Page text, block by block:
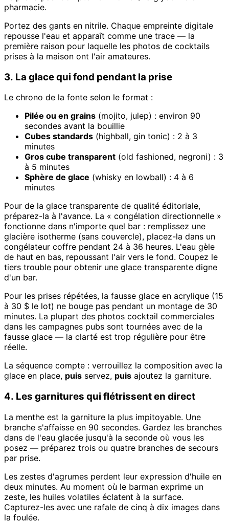
pharmacie.
Portez des gants en nitrile. Chaque empreinte digitale
repousse l'eau et apparaît comme une trace — la
première raison pour laquelle les photos de cocktails
prises à la maison ont l'air amateures.
3. La glace qui fond pendant la prise
Le chrono de la fonte selon le format :
Pilée ou en grains (mojito, julep) : environ 90
secondes avant la bouillie
Cubes standards (highball, gin tonic) : 2 à 3
minutes
Gros cube transparent (old fashioned, negroni) : 3
à 5 minutes
Sphère de glace (whisky en lowball) : 4 à 6
minutes
Pour de la glace transparente de qualité éditoriale,
préparez-la à l'avance. La « congélation directionnelle »
fonctionne dans n'importe quel bar : remplissez une
glacière isotherme (sans couvercle), placez-la dans un
congélateur coffre pendant 24 à 36 heures. L'eau gèle
de haut en bas, repoussant l'air vers le fond. Coupez le
tiers trouble pour obtenir une glace transparente digne
d'un bar.
Pour les prises répétées, la fausse glace en acrylique (15
à 30 $ le lot) ne bouge pas pendant un montage de 30
minutes. La plupart des photos cocktail commerciales
dans les campagnes pubs sont tournées avec de la
fausse glace — la clarté est trop régulière pour être
réelle.
La séquence compte : verrouillez la composition avec la
glace en place, puis servez, puis ajoutez la garniture.
4. Les garnitures qui flétrissent en direct
La menthe est la garniture la plus impitoyable. Une
branche s'affaisse en 90 secondes. Gardez les branches
dans de l'eau glacée jusqu'à la seconde où vous les
posez — préparez trois ou quatre branches de secours
par prise.
Les zestes d'agrumes perdent leur expression d'huile en
deux minutes. Au moment où le barman exprime un
zeste, les huiles volatiles éclatent à la surface.
Capturez-les avec une rafale de cinq à dix images dans
la foulée.